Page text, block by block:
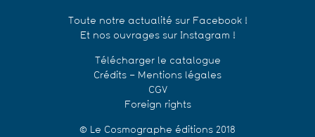
Toute notre actualité sur Facebook !
Et nos ouvrages sur Instagram !
Télécharger le catalogue
Crédits – Mentions légales
CGV
Foreign rights
© Le Cosmographe éditions 2018